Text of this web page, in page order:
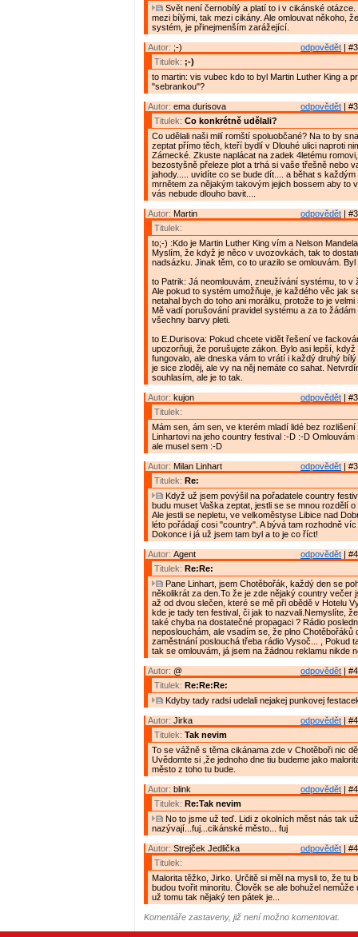
Svět není černobílý a platí to i v cikánské otázce.
mezi bílými, tak mezi cikány. Ale omlouvat někoho,
systém, je přinejmenším zarážející.
odpovědět |
Autor: ;-)
Titulek: ;-)
to martin: vis vubec kdo to byl Martin Luther King a
"sebrankou"?
odpovědět |
Autor: ema durisova
Titulek: Co konkrétně udělali?
Co udělali naši milí romští spoluobčané? Na to by
zeptat přímo těch, kteří bydlí v Dlouhé ulici naproti
Zámecké. Zkuste naplácat na zadek 4letému
bezostyšně přeleze plot a trhá si vaše třešně nebo
jahody..... uvidíte co se bude dít.... a běhat s
mrnětem za nějakým takovým jejich bossem aby to
vás nebude dlouho bavit....
odpovědět |
Autor: Martin
Titulek:
to;-) :Kdo je Martin Luther King vím a Nelson
Myslím, že když je něco v uvozovkách, tak to
nadsázku. Jinak těm, co to urazilo se omlouvám. Byl
to Patrik: Já neomlouvám, zneužívání systému, to v
Ale pokud to systém umožňuje, je každého věc jak
netahal bych do toho ani morálku, protože to je
Mě vadí porušování pravidel systému a za to
všechny barvy pleti.
to E.Durisova: Pokud chcete vidět řešení ve
upozorňuji, že porušujete zákon. Bylo asi lepší, když
fungovalo, ale dneska vám to vrátí i každý druhý
je sice zloděj, ale vy na něj nemáte co sahat.
souhlasím, ale je to tak.
odpovědět |
Autor: kujon
Titulek:
Mám sen, ám sen, ve kterém mladí lidé bez
Linhartovi na jeho country festival :-D :-D
ale musel sem :-D
odpovědět |
Autor: Milan Linhart
Titulek: Re:
Když už jsem povýšil na pořadatele country
budu muset Vaška zeptat, jestli se se mnou rozdělí
Ale jestli se nepletu, ve velkoměstyse Libice nad
léto pořádají cosi "country". A bývá tam rozhodně
Dokonce i já už jsem tam byl a to je co říct!
odpovědět |
Autor: Agent
Titulek: Re:Re:
Pane Linhart, jsem Chotěbořák, každý den se
několikrát za den.To že je zde nějaký country večer
až od dvou slečen, které se mě při obědě v Hotelu
kde je tady ten festival, či jak to nazvali.Nemyslíte,
také chyba na dostatečné propagaci ? Rádio
neposlouchám, ale vsadím se, že plno Chotěbořáků
zaměstnání poslouchá třeba rádio Vysoč... , Pokud
tak se omlouvám, já jsem na žádnou reklamu nikde
odpovědět |
Autor: @
Titulek: Re:Re:Re:
Kdyby tady radsi udelali nejakej punkovej
odpovědět |
Autor: Jirka
Titulek: Tak nevim
To se vážně s těma cikánama zde v Chotěboři nic
Uvědomte si ,že jednoho dne tiu budeme jako
město z toho tu bude.
odpovědět |
Autor: blink
Titulek: Re:Tak nevim
No to jsme už teď. Lidi z okolních měst nás tak už
nazývají...fuj...cikánské město... fuj
odpovědět |
Autor: Strejček Jedlička
Titulek:
Malorita těžko, Jirko. Určitě si měl na mysli to, že tu
budou tvořit minoritu. Člověk se ale bohužel nemůže
už tomu tak nějaký ten pátek je...
Komentáře zastaveny, již není možno komentovat.